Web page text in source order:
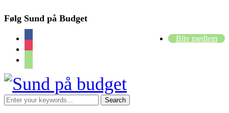
Følg Sund på Budget
Bliv medlem